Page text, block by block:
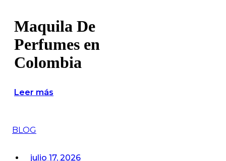
Maquila De
Perfumes en
Colombia
Leer más
BLOG
julio 17, 2026